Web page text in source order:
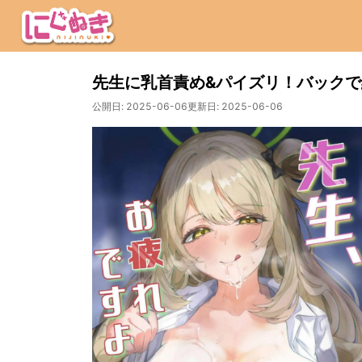
先生に乳首責め&パイズリ！バック
公開日: 2025-06-06更新日: 2025-06-06